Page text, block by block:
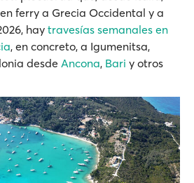
ferry a Grecia Occidental y a
hay travesías semanales en
, en concreto, a Igumenitsa,
desde Ancona, Bari y otros